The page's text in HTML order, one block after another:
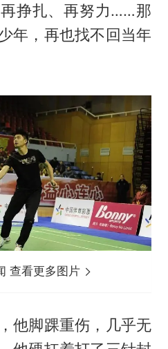
挣扎、再努力……那
年，再也找不回当年
查看更多图片
他脚踝重伤，几乎无